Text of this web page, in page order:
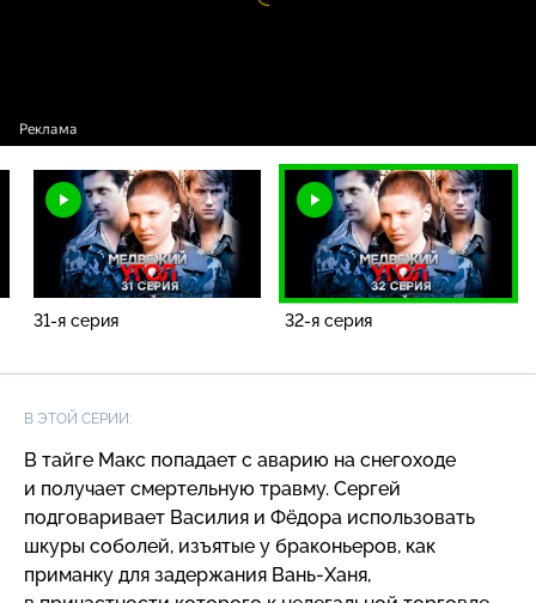
31-я серия 32-я серия
В ЭТОЙ СЕРИИ:
В тайге Макс попадает с аварию на снегоходе
и получает смертельную травму. Сергей
подговаривает Василия и Фёдора использовать
шкуры соболей, изъятые у браконьеров, как
приманку для задержания Вань-Ханя,